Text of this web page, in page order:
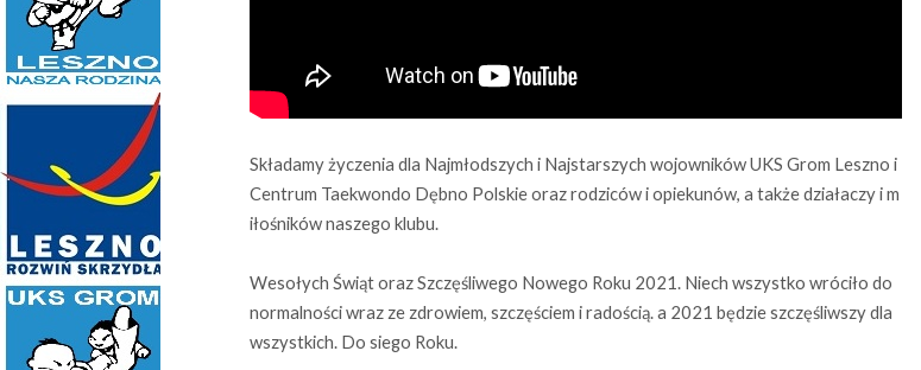
Składamy życzenia dla Najmłodszych i Najstarszych wojowników UKS Grom Leszno i
Centrum Taekwondo Dębno Polskie oraz rodziców i opiekunów, a także działaczy i m
iłośników naszego klubu.
Wesołych Świąt oraz Szczęśliwego Nowego Roku 2021. Niech wszystko wróciło do
normalności wraz ze zdrowiem, szczęściem i radością. a 2021 będzie szczęśliwszy dla
wszystkich. Do siego Roku.